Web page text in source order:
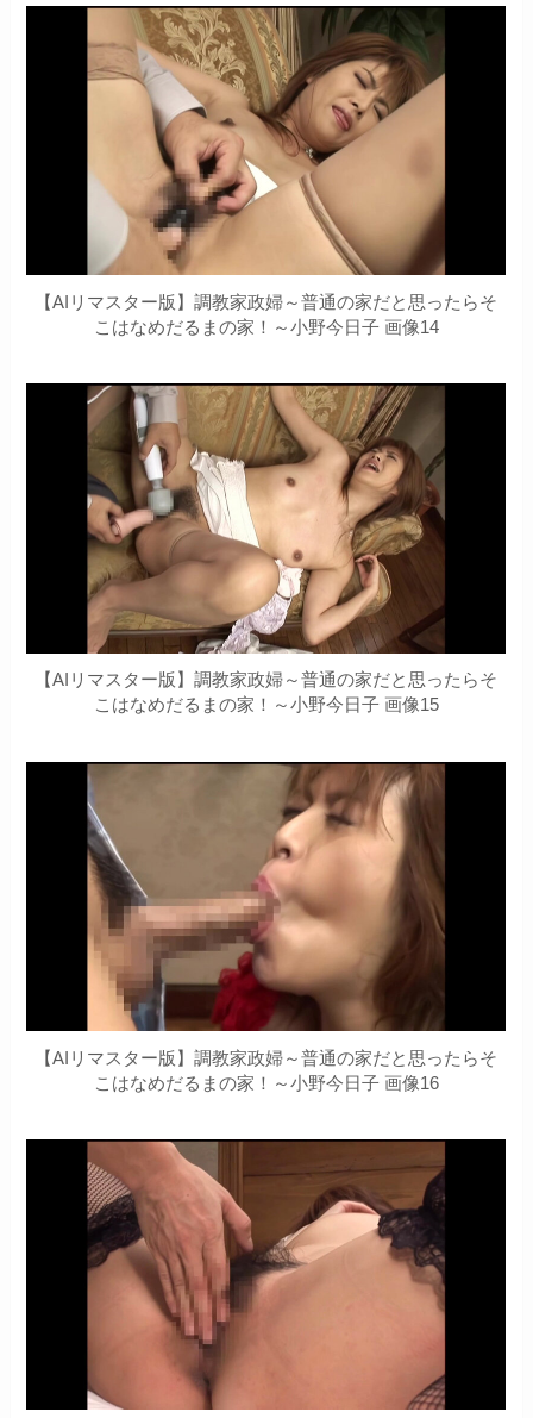
【AIリマスター版】調教家政婦～普通の家だと思ったらそ
こはなめだるまの家！～小野今日子 画像14
【AIリマスター版】調教家政婦～普通の家だと思ったらそ
こはなめだるまの家！～小野今日子 画像15
【AIリマスター版】調教家政婦～普通の家だと思ったらそ
こはなめだるまの家！～小野今日子 画像16